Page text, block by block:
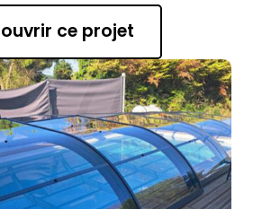
ce projet